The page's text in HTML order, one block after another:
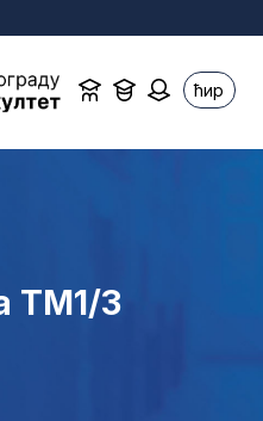
ћир
ТМ1/3